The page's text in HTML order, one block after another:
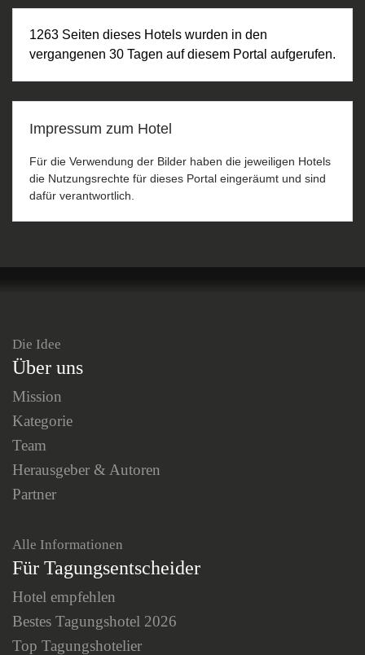
1263 Seiten dieses Hotels wurden in den
vergangenen 30 Tagen auf diesem Portal aufgerufen.
Impressum zum Hotel
Für die Verwendung der Bilder haben die jeweiligen Hotels
die Nutzungsrechte für dieses Portal eingeräumt und sind
dafür verantwortlich.
Die Idee
Über uns
Mission
Kategorie
Team
Herausgeber & Autoren
Partner
Alle Informationen
Für Tagungsentscheider
Hotel empfehlen
Bestes Tagungshotel 2026
Top Tagungshotelier